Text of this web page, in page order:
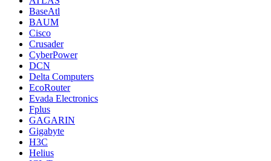
BaseAtl
BAUM
Cisco
Crusader
CyberPower
DCN
Delta Computers
EcoRouter
Evada Electronics
Fplus
GAGARIN
Gigabyte
H3C
Helius